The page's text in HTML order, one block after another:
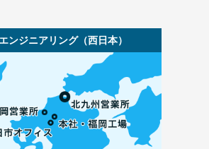
ンジニアリング（西日本）